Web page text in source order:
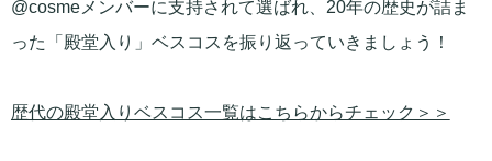
@cosmeメンバーに支持されて選ばれ、20年の歴史が詰ま
った「殿堂入り」ベスコスを振り返っていきましょう！
歴代の殿堂入りベスコス一覧はこちらからチェック＞＞